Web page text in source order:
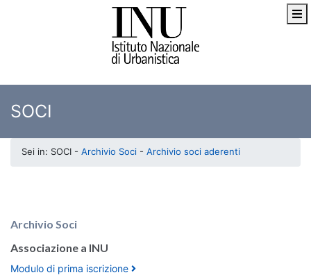
SOCI
Sei in: SOCI - Archivio Soci - Archivio soci aderenti
Archivio Soci
Associazione a INU
Modulo di prima iscrizione